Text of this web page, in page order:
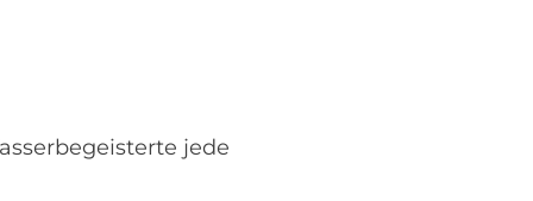
jede